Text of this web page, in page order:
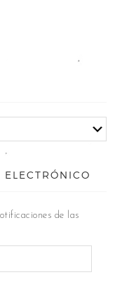
de las